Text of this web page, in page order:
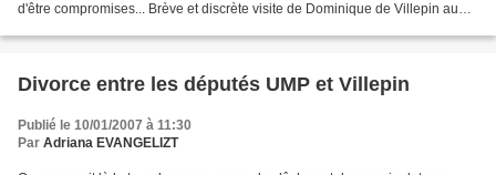
d'être compromises... Brève et discrète visite de Dominique de Villepin au
Divorce entre les députés UMP et Villepin
Publié le 10/01/2007 à 11:30
Par Adriana EVANGELIZT